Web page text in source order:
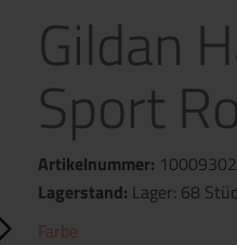
Gildan
Sport
Artikelnummer:
Lagerstand: Lager: 68
Farbe